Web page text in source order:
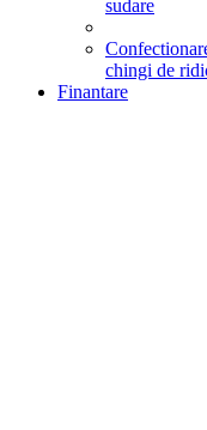
sudare
chingi de
Finantare